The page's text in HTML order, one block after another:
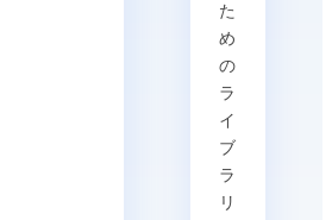
た
め
の
ラ
イ
ブ
ラ
リ